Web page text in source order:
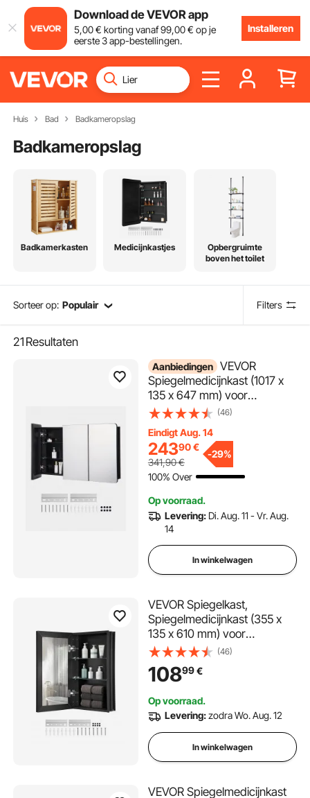
Download de VEVOR app
5,00€ korting vanaf99,00€ op je
eerste 3 app-bestellingen.
Installeren
Huis Bad Badkameropslag
Badkameropslag
Badkamerkasten Medicijnkastjes
Opbergruimte
boven het toilet
Sorteer op: Populair Filters
21 Resultaten
Aanbiedingen VEVOR
Spiegelmedicijnkast (1017 x
135 x 647 mm) voor
badkamer met 3 deuren en 3
de muur bevestigd,
aluminium frame,
badkamerkast
(46)
Eindigt Aug. 14
24390€
341,90€
-29%
100% Over
Op voorraad.
Levering: Di. Aug. 11 - Vr. Aug.
14
In winkelwagen
VEVOR Spiegelkast,
Spiegelmedicijnkast (355 x
135 x 610 mm) voor
badkamers met dubbele
spiegel en verstelbare glazen
planken, inbouw- en
frame, badkamerkast
(46)
10899€
Op voorraad.
Levering:zodra Wo. Aug. 12
In winkelwagen
VEVOR Spiegelmedicijnkast